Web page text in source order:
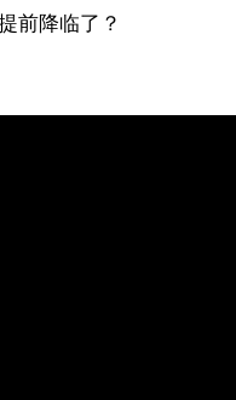
前降临了？